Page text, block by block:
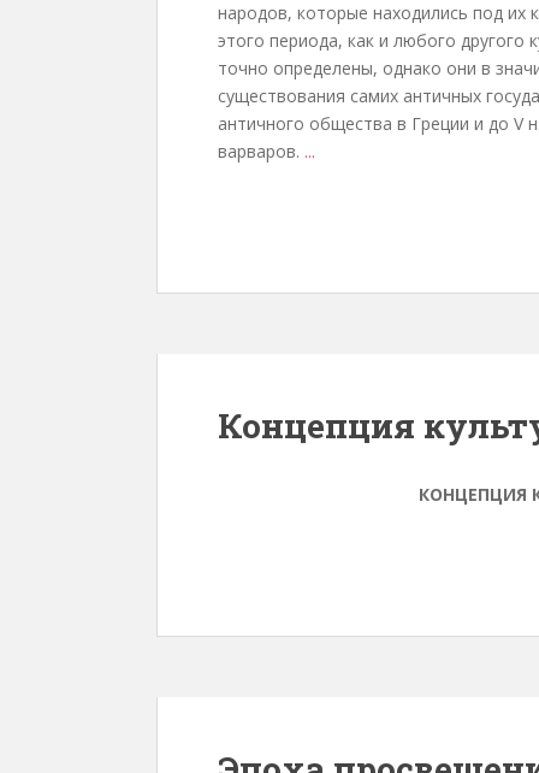
народов, которые находились под их
этого периода, как и любого
точно определены, однако они в
существования самих античных
античного общества в Греции и до
варваров. ...
Концепция
КОНЦЕПЦИЯ